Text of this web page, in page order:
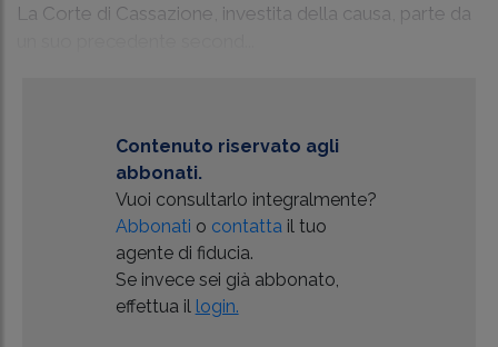
La Corte di Cassazione, investita della causa, parte da
Contenuto riservato agli
abbonati.
Vuoi consultarlo integralmente?
Abbonati o contattail tuo
agente di fiducia.
Se invece sei già abbonato,
effettua il login.